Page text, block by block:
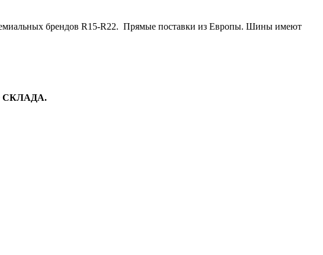
брендов R15-R22. Прямые поставки из Европы. Шины имеют
СКЛАДА.